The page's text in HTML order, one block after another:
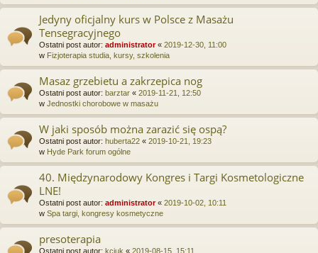
Jedyny oficjalny kurs w Polsce z Masażu
Tensegracyjnego
Ostatni post autor: administrator« 2019-12-30, 11:00
w Fizjoterapia studia, kursy, szkolenia
Masaz grzebietu a zakrzepica nog
Ostatni post autor: barztar « 2019-11-21, 12:50
w Jednostki chorobowe w masażu
W jaki sposób można zarazić się ospą?
Ostatni post autor: huberta22 « 2019-10-21, 19:23
w Hyde Park forum ogólne
40. Międzynarodowy Kongres i Targi Kosmetologiczne
LNE!
Ostatni post autor: administrator« 2019-10-02, 10:11
w Spa targi, kongresy kosmetyczne
presoterapia
Ostatni post autor: kciuk « 2019-08-15, 15:11